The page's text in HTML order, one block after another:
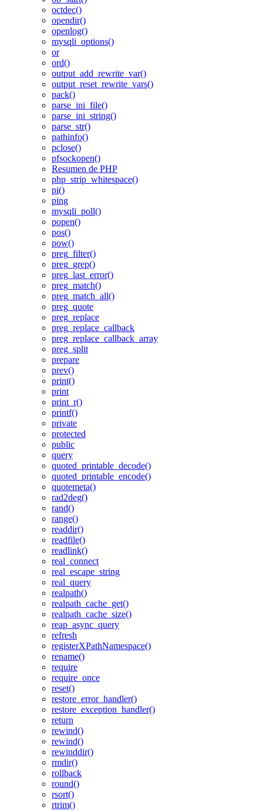
octdec()
opendir()
openlog()
mysqli_options()
or
ord()
output_add_rewrite_var()
output_reset_rewrite_vars()
pack()
parse_ini_file()
parse_ini_string()
parse_str()
pathinfo()
pclose()
pfsockopen()
Resumen de PHP
php_strip_whitespace()
pi()
ping
mysqli_poll()
popen()
pos()
pow()
preg_filter()
preg_grep()
preg_last_error()
preg_match()
preg_match_all()
preg_quote
preg_replace
preg_replace_callback
preg_replace_callback_array
preg_split
prepare
prev()
print()
print
print_r()
printf()
private
protected
public
query
quoted_printable_decode()
quoted_printable_encode()
quotemeta()
rad2deg()
rand()
range()
readdir()
readfile()
readlink()
real_connect
real_escape_string
real_query
realpath()
realpath_cache_get()
realpath_cache_size()
reap_async_query
refresh
registerXPathNamespace()
rename()
require
require_once
reset()
restore_error_handler()
restore_exception_handler()
return
rewind()
rewind()
rewinddir()
rmdir()
rollback
round()
rsort()
rtrim()